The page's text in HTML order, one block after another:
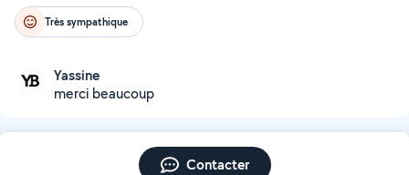
Très sympathique
Yassine
merci beaucoup
Contacter